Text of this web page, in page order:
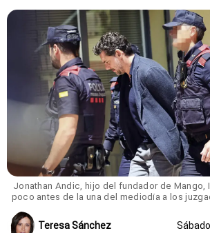
Jonathan Andic, hijo del fundador de Mango,
poco antes de la una del mediodía a los
Teresa Sánchez